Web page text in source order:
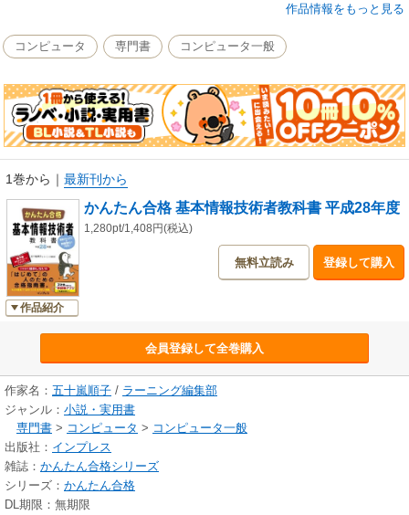
「最短の時間と努力で基本情報技術者試験に合格したい」という受験者の
難しい専門用語をやさしい言葉に置き換え、出題頻度の高いテーマに絞っ
て解説。そのうえ、内容もボリュームも従来のまま応援価格でご提供！
全文電子版（PDF）とスマホ単語帳アプリ「でる語句200」も無料ダウンロ
ードできます！
※本データは、初版第2刷（2016年6月6日）までの正誤情報を修正済みで
す。
作品情報をもっと見る
コンピュータ 専門書 コンピュータ一般
1巻から ｜ 最新刊から
作品紹介
かんたん合格 基本情報技術者教科書 平成28年度
1,280pt/1,408円(税込)
無料立読み 登録して購入
会員登録して全巻購入
作家名： 五十嵐順子 / ラーニング編集部
ジャンル： 小説・実用書
専門書 > コンピュータ > コンピュータ一般
出版社： インプレス
雑誌： かんたん合格シリーズ
シリーズ： かんたん合格
DL期限：無期限